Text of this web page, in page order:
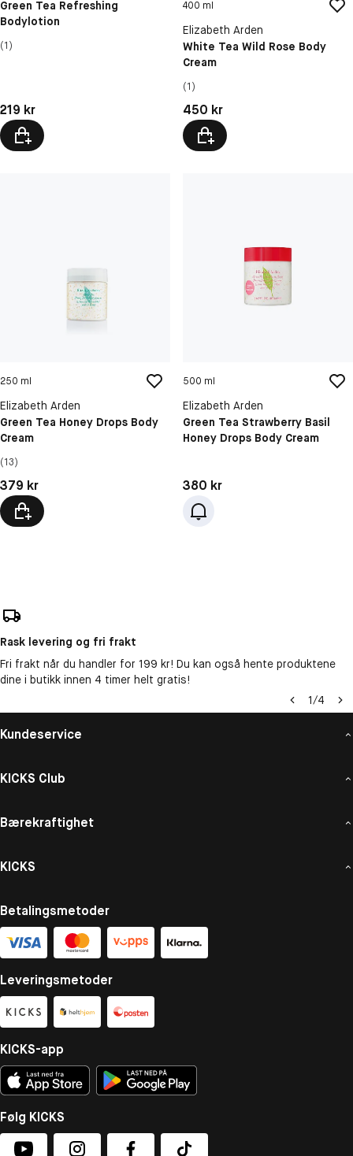
Green Tea Refreshing
Bodylotion
(1)
Pris: 219 kr
219 kr
400 ml
Elizabeth Arden
White Tea Wild Rose Body
Cream
(1)
Pris: 450 kr
450 kr
250 ml
Elizabeth Arden
Green Tea Honey Drops Body
Cream
(13)
Pris: 379 kr
379 kr
500 ml
Elizabeth Arden
Green Tea Strawberry Basil
Honey Drops Body Cream
Pris: 380 kr
380 kr
Rask levering og fri frakt
Fri frakt når du handler for 199 kr! Du kan også hente produktene
dine i butikk innen 4 timer helt gratis!
1/4
Kundeservice
KICKS Club
Bærekraftighet
KICKS
Betalingsmetoder
Leveringsmetoder
KICKS-app
Følg KICKS